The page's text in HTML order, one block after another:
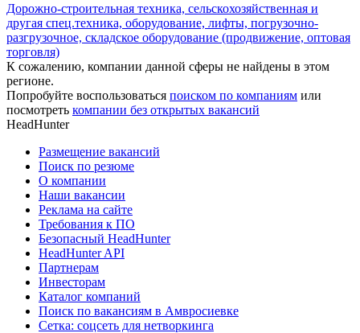
Дорожно-строительная техника, сельскохозяйственная и
другая спец.техника, оборудование, лифты, погрузочно-
разгрузочное, складское оборудование (продвижение, оптовая
торговля)
К сожалению, компании данной сферы не найдены в этом
регионе.
Попробуйте воспользоваться поиском по компаниям или
посмотреть компании без открытых вакансий
HeadHunter
Размещение вакансий
Поиск по резюме
О компании
Наши вакансии
Реклама на сайте
Требования к ПО
Безопасный HeadHunter
HeadHunter API
Партнерам
Инвесторам
Каталог компаний
Поиск по вакансиям в Амвросиевке
Сетка: соцсеть для нетворкинга